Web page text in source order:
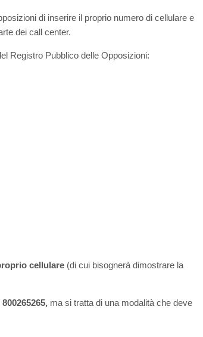
di inserire il proprio numero di cellulare e
dei call center.
Registro Pubblico delle Opposizioni:
cellulare (di cui bisognerà dimostrare la
ma si tratta di una modalità che deve